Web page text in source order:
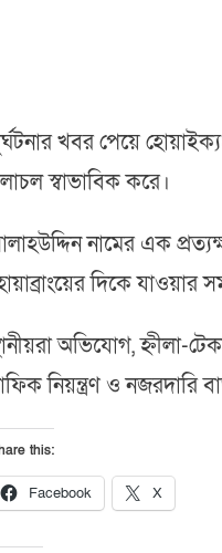
খবর পেয়ে
স্বাভাবিক করে।
নামের এক
দিকে যাওয়ার
অভিযোগ, হ্নীলা-
নিয়ন্ত্রণ ও নজরদারি
this:
Facebook X